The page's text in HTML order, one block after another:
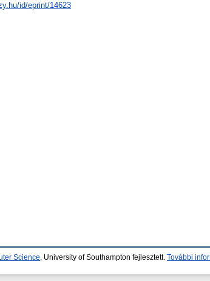
id/eprint/14623
Science , University of Southampton fejlesztett. További